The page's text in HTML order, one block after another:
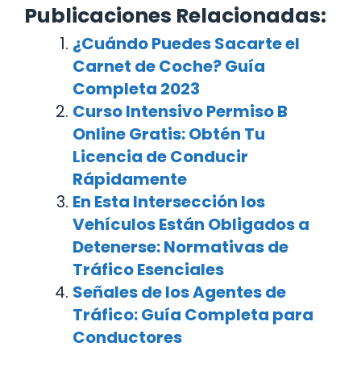
Publicaciones Relacionadas:
¿Cuándo Puedes Sacarte el
Carnet de Coche? Guía
Completa 2023
Curso Intensivo Permiso B
Online Gratis: Obtén Tu
Licencia de Conducir
Rápidamente
En Esta Intersección los
Vehículos Están Obligados a
Detenerse: Normativas de
Tráfico Esenciales
Señales de los Agentes de
Tráfico: Guía Completa para
Conductores